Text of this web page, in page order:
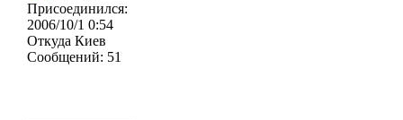
Присоединился:
2006/10/1 0:54
Откуда Киев
Сообщений: 51